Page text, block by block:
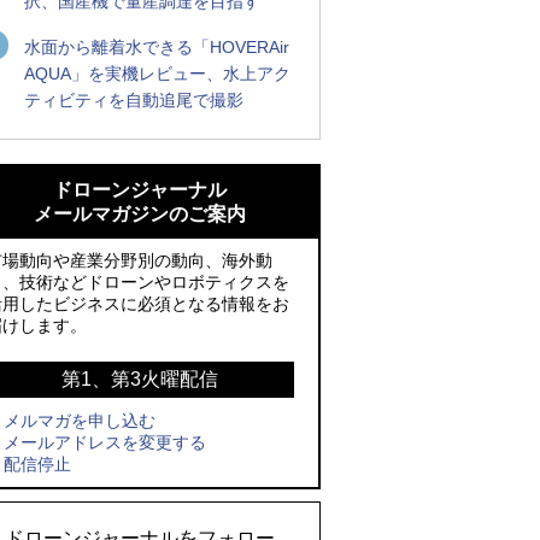
水面から離着水できる「HOVERAir
AQUA」を実機レビュー、水上アク
ティビティを自動追尾で撮影
グラム」にテラドローンが採択、国産機
で量産調達を目指す
ROBOZ、北名古屋市制20周年記念で「空
飛ぶLEDスクリーン」とドローンショー
による新演出を実施
パイダーマン』や「M!LK」とのコラボド
ローンショー8/1開催
飛んだドローン、飛ばなかったドローン
ドローンとナイトバブルが競演、「花園
飛ぶLEDスクリーン」とドローンショー
による新演出を実施
防衛装備庁「迎撃ドローン早期取得プロ
グラム」にテラドローンが採択、国産機
で量産調達を目指す
の花火」打ち上げ、キリンビールがライ
ブ中継と連動した支援企画
国産AUVを社会実装へ、スタートアップ
「BlueArch株式会社」設立
ドローンジャーナル
メールマガジンのご案内
動向や産業分野別の動向、海外動
、技術などドローンやロボティクスを
したビジネスに必須となる情報をお
します。
第1、第3火曜配信
メルマガを申し込む
メールアドレスを変更する
配信停止